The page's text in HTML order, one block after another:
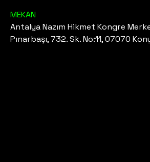
MEKAN
Antalya Nazım Hikmet Kongre
Pınarbaşı, 732. Sk. No:11, 07070